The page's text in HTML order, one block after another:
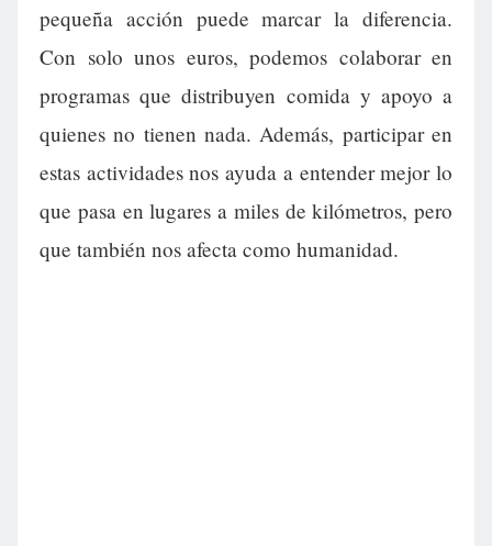
pequeña acción puede marcar la diferencia.
Con solo unos euros, podemos colaborar en
programas que distribuyen comida y apoyo a
quienes no tienen nada. Además, participar en
estas actividades nos ayuda a entender mejor lo
que pasa en lugares a miles de kilómetros, pero
que también nos afecta como humanidad.